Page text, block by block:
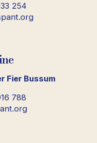
254
Fier Bussum
788